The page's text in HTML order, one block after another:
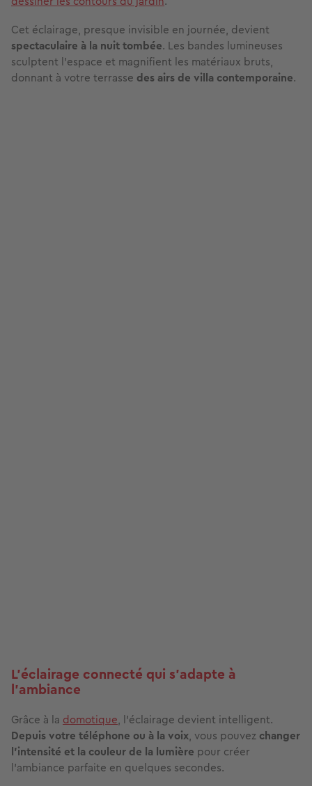
Autre tendance forte :les rubans LED
lesrebords des marches d’escalier , le long desmargelles
de piscineou sous les arêtes d’un banc en pierre pour
dessiner les contours du jardin.
Cet éclairage, presque invisible en journée, devient